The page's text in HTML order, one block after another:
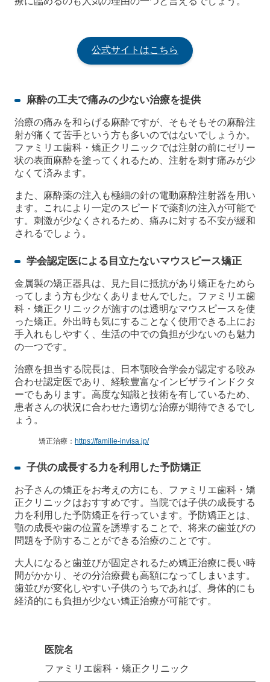
公式サイトはこちら
麻酔の工夫で痛みの少ない治療を提供
治療の痛みを和らげる麻酔ですが、そもそもその麻酔注
射が痛くて苦手という方も多いのではないでしょうか。
ファミリエ歯科・矯正クリニックでは注射の前にゼリー
状の表面麻酔を塗ってくれるため、注射を刺す痛みが少
なくて済みます。
また、麻酔薬の注入も極細の針の電動麻酔注射器を用い
ます。これにより一定のスピードで薬剤の注入が可能で
す。刺激が少なくされるため、痛みに対する不安が緩和
されるでしょう。
学会認定医による目立たないマウスピース矯正
金属製の矯正器具は、見た目に抵抗があり矯正をためら
ってしまう方も少なくありませんでした。ファミリエ歯
科・矯正クリニックが施すのは透明なマウスピースを使
った矯正。外出時も気にすることなく使用できる上にお
手入れもしやすく、生活の中での負担が少ないのも魅力
の一つです。
治療を担当する院長は、日本顎咬合学会が認定する咬み
合わせ認定医であり、経験豊富なインビザラインドクタ
ーでもあります。高度な知識と技術を有しているため、
患者さんの状況に合わせた適切な治療が期待できるでし
ょう。
矯正治療： https://familie-invisa.jp/
子供の成長する力を利用した予防矯正
お子さんの矯正をお考えの方にも、ファミリエ歯科・矯
正クリニックはおすすめです。当院では子供の成長する
力を利用した予防矯正を行っています。予防矯正とは、
顎の成長や歯の位置を誘導することで、将来の歯並びの
問題を予防することができる治療のことです。
大人になると歯並びが固定されるため矯正治療に長い時
間がかかり、その分治療費も高額になってしまいます。
歯並びが変化しやすい子供のうちであれば、身体的にも
経済的にも負担が少ない矯正治療が可能です。
医院名
ファミリエ歯科・矯正クリニック